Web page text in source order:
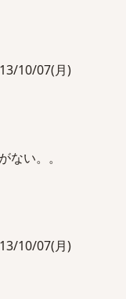
10/07(月)
ない。。
10/07(月)